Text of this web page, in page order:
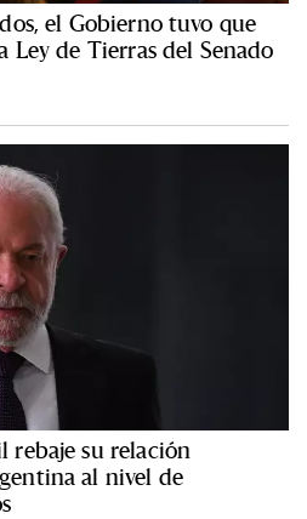
el Gobierno tuvo que
de Tierras del Senado
rebaje su relación
al nivel de